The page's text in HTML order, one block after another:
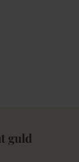
guld